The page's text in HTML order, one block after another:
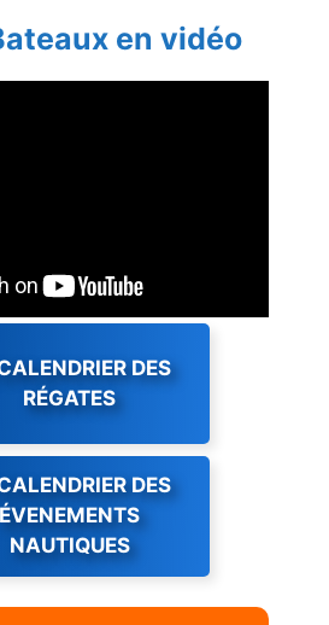
en vidéo
DES
RÉGATES
DES
ÉVENEMENTS
NAUTIQUES